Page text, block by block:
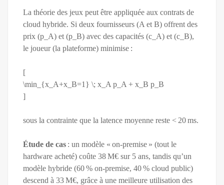
La théorie des jeux peut être appliquée aux contrats de
cloud hybride. Si deux fournisseurs (A et B) offrent des
prix (p_A) et (p_B) avec des capacités (c_A) et (c_B),
le joueur (la plateforme) minimise :
[
\min_{x_A+x_B=1} \; x_A p_A + x_B p_B
]
sous la contrainte que la latence moyenne reste < 20 ms.
Étude de cas : un modèle « on‑premise » (tout le
hardware acheté) coûte 38 M€ sur 5 ans, tandis qu’un
modèle hybride (60 % on‑premise, 40 % cloud public)
descend à 33 M€, grâce à une meilleure utilisation des